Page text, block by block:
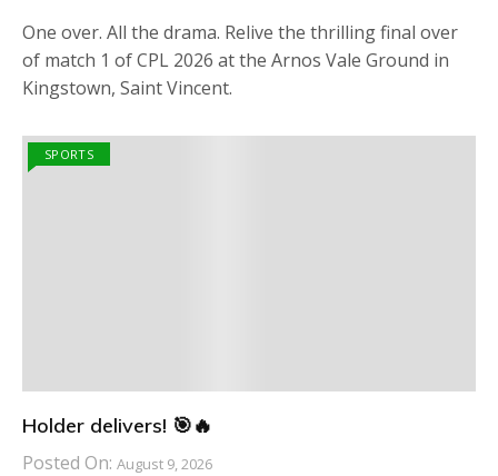
One over. All the drama. Relive the thrilling final over
of match 1 of CPL 2026 at the Arnos Vale Ground in
Kingstown, Saint Vincent.
SPORTS
Holder delivers! 🎯🔥
Posted On: August 9, 2026